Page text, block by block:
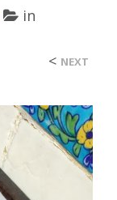
in
NEXT
>